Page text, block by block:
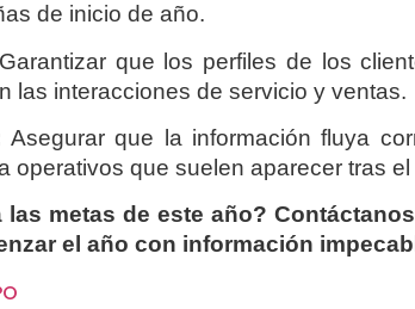
de inicio de año.
Garantizar que los perfiles de los
las interacciones de servicio y ventas.
Asegurar que la información fluya
operativos que suelen aparecer tras
metas de este año?
el año con información